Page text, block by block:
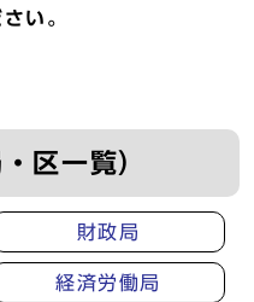
い。
区一覧）
財政局
経済労働局